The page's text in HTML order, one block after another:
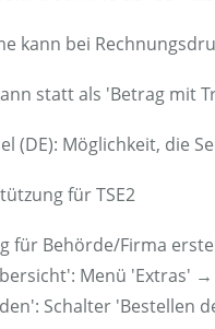
kann bei
statt als 'Betrag mit
(DE): Möglichkeit, die
für TSE2
für Behörde/Firma
Menü 'Extras'
Schalter 'Bestellen